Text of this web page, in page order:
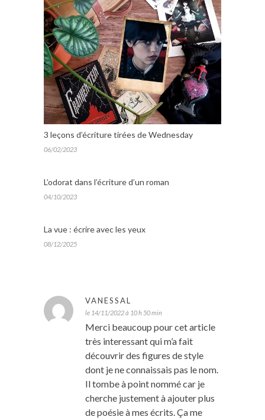
3 leçons d’écriture tirées de Wednesday
06/02/2023
L’odorat dans l’écriture d’un roman
04/10/2023
La vue : écrire avec les yeux
08/12/2025
VANESSAL
le 14/11/2022 à 10 h 50 min
Merci beaucoup pour cet article
très interessant qui m’a fait
découvrir des figures de style
dont je ne connaissais pas le nom.
Il tombe à point nommé car je
cherche justement à ajouter plus
de poésie à mes écrits. Ça me